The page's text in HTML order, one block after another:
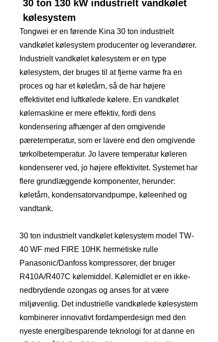
30 ton 130 kW industrielt vandkølet
kølesystem
Tongwei er en førende Kina 30 ton industrielt
vandkølet kølesystem producenter og leverandører.
Industrielt vandkølet kølesystem er en type
kølesystem, der bruges til at fjerne varme fra en
proces og har et køletårn, så de har højere
effektivitet end luftkølede kølere. En vandkølet
kølemaskine er mere effektiv, fordi dens
kondensering afhænger af den omgivende
pæretemperatur, som er lavere end den omgivende
tørkolbetemperatur. Jo lavere temperatur køleren
kondenserer ved, jo højere effektivitet. Systemet har
flere grundlæggende komponenter, herunder:
køletårn, kondensatorvandpumpe, køleenhed og
vandtank.
30 ton industrielt vandkølet kølesystem model TW-
40 WF med FIRE 10HK hermetiske rulle
Panasonic/Danfoss kompressorer, der bruger
R410A/R407C kølemiddel. Kølemidlet er en ikke-
nedbrydende ozongas og anses for at være
miljøvenlig. Det industrielle vandkølede kølesystem
kombinerer innovativt fordamperdesign med den
nyeste energibesparende teknologi for at danne en